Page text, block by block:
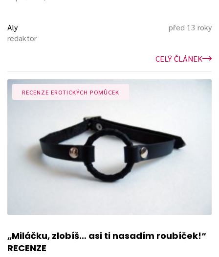
Aly
redaktor
před 13 roky
CELÝ ČLÁNEK
RECENZE EROTICKÝCH POMŮCEK
„Miláčku, zlobíš… asi ti nasadím roubíček!“
RECENZE